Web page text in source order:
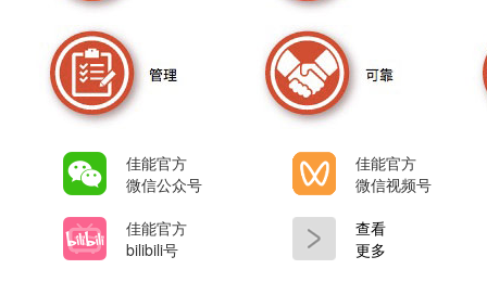
佳能官方
微信公众号
佳能官方
微信视频号
佳能官方
bilibili号
查看
更多